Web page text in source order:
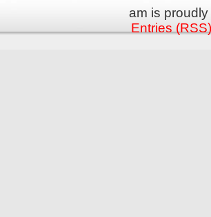
am is
Entries (RSS)